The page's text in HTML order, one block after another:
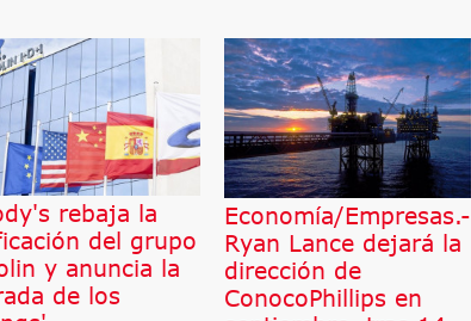
rebaja la
del grupo
y anuncia la
de los
Economía/Empresas.-
Ryan Lance dejará la
dirección de
ConocoPhillips en